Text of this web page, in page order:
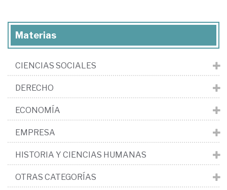
Materias
CIENCIAS SOCIALES
DERECHO
ECONOMÍA
EMPRESA
HISTORIA Y CIENCIAS HUMANAS
OTRAS CATEGORÍAS